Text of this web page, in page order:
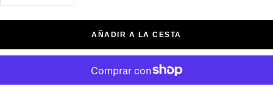
AÑADIR A LA CESTA